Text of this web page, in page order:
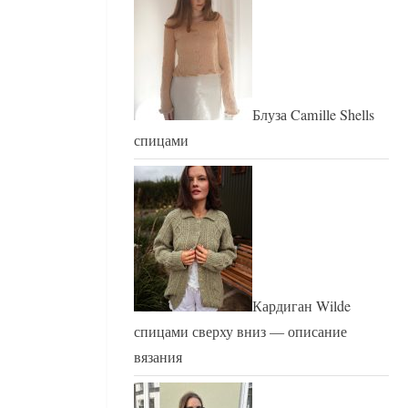
Блуза Camille Shells
спицами
Кардиган Wilde
спицами сверху вниз — описание
вязания